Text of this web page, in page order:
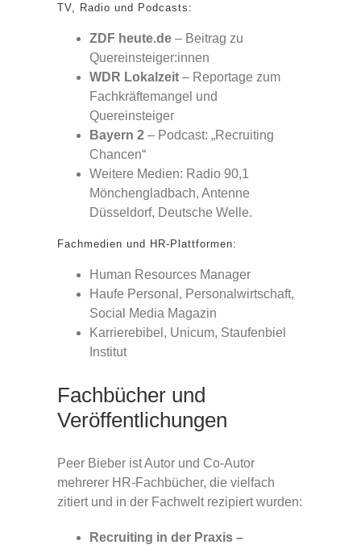
TV, Radio und Podcasts:
ZDF heute.de– Beitrag zu
Quereinsteiger:innen
WDR Lokalzeit– Reportage zum
Fachkräftemangel und
Quereinsteiger
Bayern 2– Podcast: „Recruiting
Chancen“
Weitere Medien: Radio 90,1
Mönchengladbach, Antenne
Düsseldorf, Deutsche Welle.
Fachmedien und HR-Plattformen:
Human Resources Manager
Haufe Personal, Personalwirtschaft,
Social Media Magazin
Karrierebibel, Unicum, Staufenbiel
Institut
Fachbücher und
Veröffentlichungen
Peer Bieber ist Autor und Co-Autor
mehrerer HR-Fachbücher, die vielfach
zitiert und in der Fachwelt rezipiert wurden:
Recruiting in der Praxis –